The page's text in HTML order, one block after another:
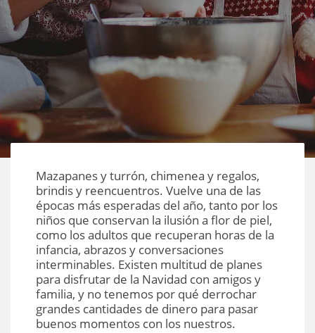
Mazapanes y turrón, chimenea y regalos,
brindis y reencuentros. Vuelve una de las
épocas más esperadas del año, tanto por los
niños que conservan la ilusión a flor de piel,
como los adultos que recuperan horas de la
infancia, abrazos y conversaciones
interminables. Existen multitud de planes
para disfrutar de la Navidad con amigos y
familia, y no tenemos por qué derrochar
grandes cantidades de dinero para pasar
buenos momentos con los nuestros.